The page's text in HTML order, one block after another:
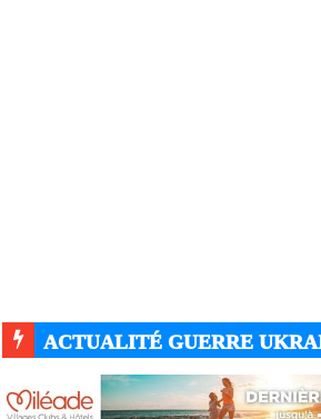
ACTUALITÉ GUERRE